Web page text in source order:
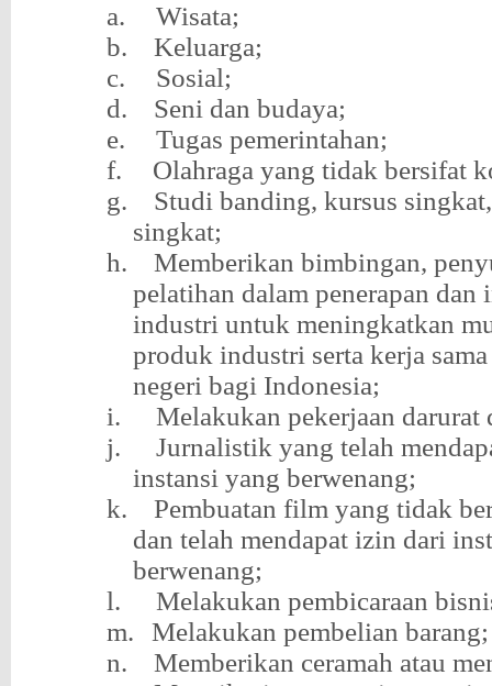
a.
Wisata;
b.
Keluarga;
c.
Sosial;
d.
Seni dan budaya;
e.
Tugas pemerintahan;
f.
Olahraga yang tidak bersifat
g.
Studi banding, kursus
singkat;
h.
Memberikan bimbingan,
pelatihan dalam penerapan
industri untuk meningkatkan
produk industri serta kerja
negeri bagi Indonesia;
i.
Melakukan pekerjaan darurat
j.
Jurnalistik yang telah
instansi yang berwenang;
k.
Pembuatan film yang tidak
dan telah mendapat izin dari
berwenang;
l.
Melakukan pembicaraan
m.
Melakukan pembelian barang;
n.
Memberikan ceramah atau